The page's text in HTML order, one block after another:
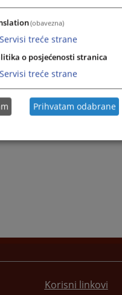
for
Korisni linkovi
(obavezna)
Servisi treće strane
o posjećenosti stranica
Servisi treće strane
Prihvatam odabrane